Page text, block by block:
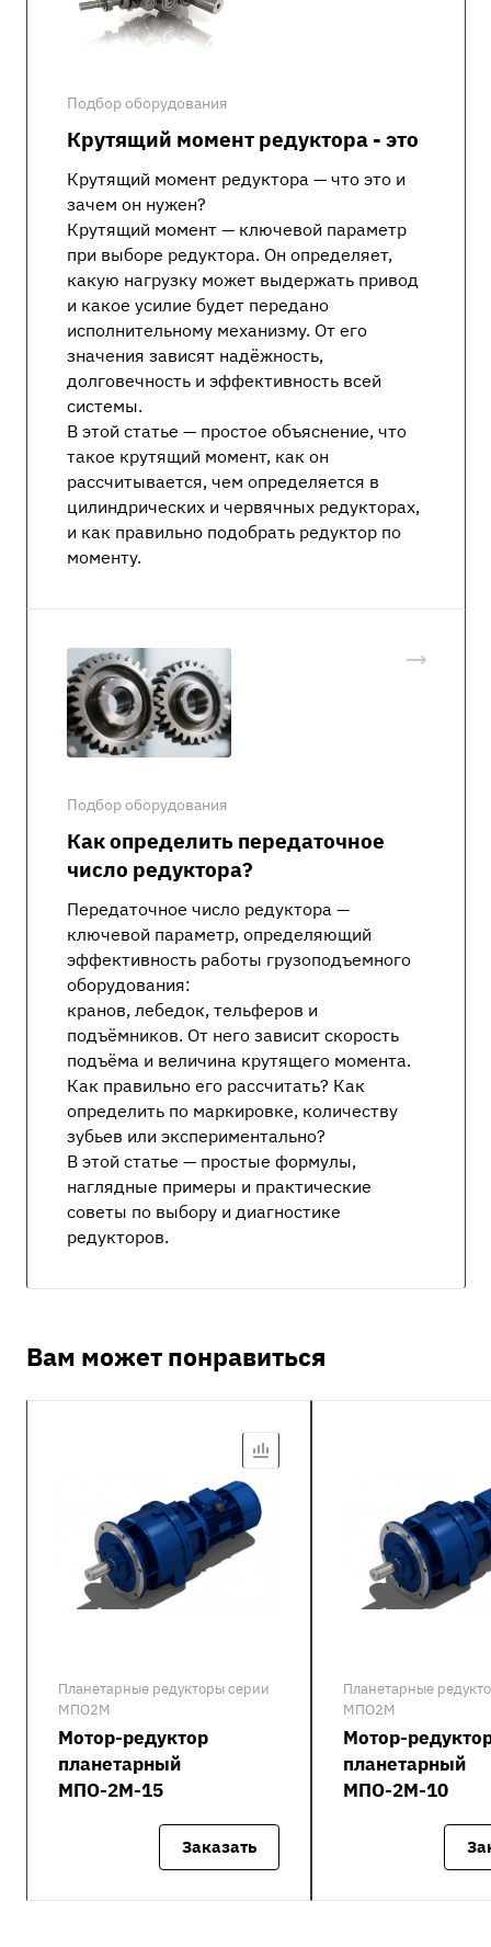
Подбор оборудования
Крутящий момент редуктора - это
Крутящий момент редуктора — что это и
зачем он нужен?
Крутящий момент — ключевой параметр
при выборе редуктора. Он определяет,
какую нагрузку может выдержать привод
и какое усилие будет передано
исполнительному механизму. От его
значения зависят надёжность,
долговечность и эффективность всей
системы.
В этой статье — простое объяснение, что
такое крутящий момент, как он
рассчитывается, чем определяется в
цилиндрических и червячных редукторах,
и как правильно подобрать редуктор по
моменту.
Подбор оборудования
Как определить передаточное
число редуктора?
Передаточное число редуктора —
ключевой параметр, определяющий
эффективность работы грузоподъемного
оборудования:
кранов, лебедок, тельферов и
подъёмников. От него зависит скорость
подъёма и величина крутящего момента.
Как правильно его рассчитать? Как
определить по маркировке, количеству
зубьев или экспериментально?
В этой статье — простые формулы,
наглядные примеры и практические
советы по выбору и диагностике
редукторов.
Вам может понравиться
Планетарные редукторы серии
МПО2М
Мотор-редуктор
планетарный
МПО-2М-15
Заказать
Планетарные
МПО2М
Мотор-
планетарный
МПО-2М-10